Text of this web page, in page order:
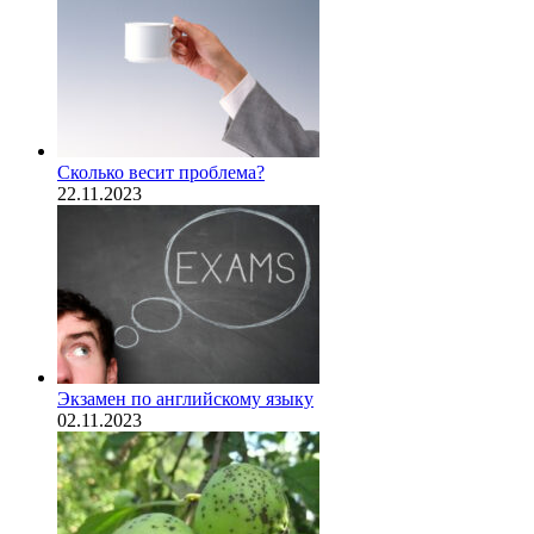
Сколько весит проблема?
22.11.2023
Экзамен по английскому языку
02.11.2023